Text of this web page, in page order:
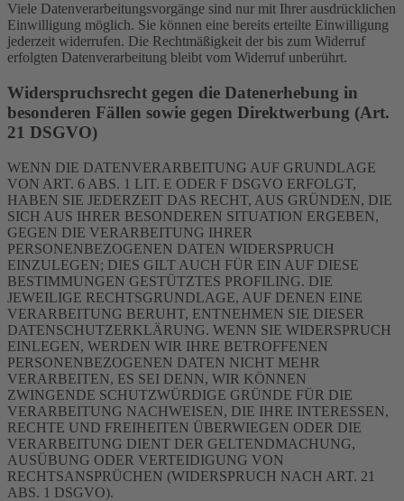
Viele Datenverarbeitungsvorgänge sind nur mit Ihrer ausdrücklichen
Einwilligung möglich. Sie können eine bereits erteilte Einwilligung
jederzeit widerrufen. Die Rechtmäßigkeit der bis zum Widerruf
erfolgten Datenverarbeitung bleibt vom Widerruf unberührt.
Widerspruchsrecht gegen die Datenerhebung in
besonderen Fällen sowie gegen Direktwerbung (Art.
21 DSGVO)
WENN DIE DATENVERARBEITUNG AUF GRUNDLAGE
VON ART. 6 ABS. 1 LIT. E ODER F DSGVO ERFOLGT,
HABEN SIE JEDERZEIT DAS RECHT, AUS GRÜNDEN, DIE
SICH AUS IHRER BESONDEREN SITUATION ERGEBEN,
GEGEN DIE VERARBEITUNG IHRER
PERSONENBEZOGENEN DATEN WIDERSPRUCH
EINZULEGEN; DIES GILT AUCH FÜR EIN AUF DIESE
BESTIMMUNGEN GESTÜTZTES PROFILING. DIE
JEWEILIGE RECHTSGRUNDLAGE, AUF DENEN EINE
VERARBEITUNG BERUHT, ENTNEHMEN SIE DIESER
DATENSCHUTZERKLÄRUNG. WENN SIE WIDERSPRUCH
EINLEGEN, WERDEN WIR IHRE BETROFFENEN
PERSONENBEZOGENEN DATEN NICHT MEHR
VERARBEITEN, ES SEI DENN, WIR KÖNNEN
ZWINGENDE SCHUTZWÜRDIGE GRÜNDE FÜR DIE
VERARBEITUNG NACHWEISEN, DIE IHRE INTERESSEN,
RECHTE UND FREIHEITEN ÜBERWIEGEN ODER DIE
VERARBEITUNG DIENT DER GELTENDMACHUNG,
AUSÜBUNG ODER VERTEIDIGUNG VON
RECHTSANSPRÜCHEN (WIDERSPRUCH NACH ART. 21
ABS. 1 DSGVO).